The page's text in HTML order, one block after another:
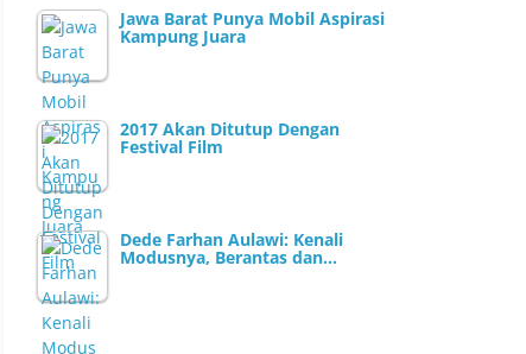
Jawa Barat Punya Mobil Aspirasi
Kampung Juara
2017 Akan Ditutup Dengan
Festival Film
Dede Farhan Aulawi: Kenali
Modusnya, Berantas dan…